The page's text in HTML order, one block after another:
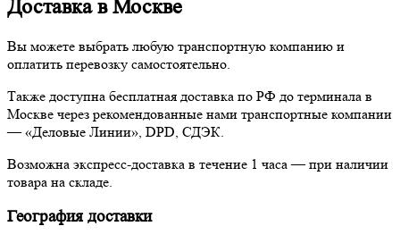
Доставка в Москве
Вы можете выбрать любую транспортную компанию и
оплатить перевозку самостоятельно.
Также доступна бесплатная доставка по РФ до терминала в
Москве через рекомендованные нами транспортные компании
— «Деловые Линии», DPD, СДЭК.
Возможна экспресс-доставка в течение 1 часа — при наличии
товара на складе.
География доставки